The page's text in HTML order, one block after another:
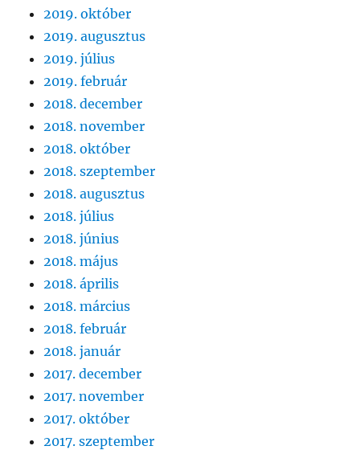
2019. október
2019. augusztus
2019. július
2019. február
2018. december
2018. november
2018. október
2018. szeptember
2018. augusztus
2018. július
2018. június
2018. május
2018. április
2018. március
2018. február
2018. január
2017. december
2017. november
2017. október
2017. szeptember